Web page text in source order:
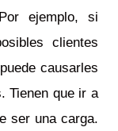
ejemplo, si
clientes
causarles
Tienen que ir a
ser una carga.